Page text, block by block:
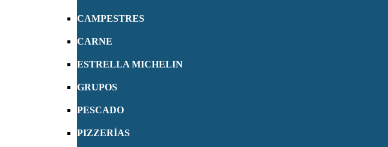
CAMPESTRES
CARNE
ESTRELLA MICHELIN
GRUPOS
PESCADO
PIZZERÍAS